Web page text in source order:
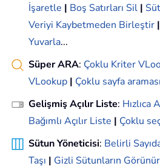
İşaretle | Boş Satırları Sil |
Veriyi Kaybetmeden Birleştir |
Yuvarla...
Süper ARA: Çoklu Kriter
VLookup | Çoklu sayfa araması
Gelişmiş Açılır Liste: Hızlıca
Bağımlı Açılır Liste | Çoklu
Sütun Yöneticisi: Belirli
Taşı | Gizli Sütunların